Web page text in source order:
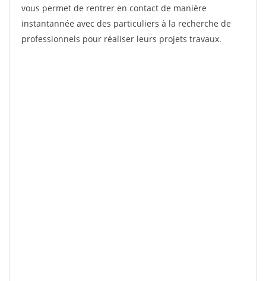
vous permet de rentrer en contact de manière
instantannée avec des particuliers à la recherche de
professionnels pour réaliser leurs projets travaux.